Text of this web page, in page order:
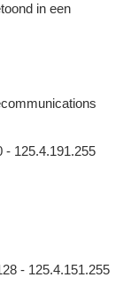
in een
- 125.4.191.255
- 125.4.151.255